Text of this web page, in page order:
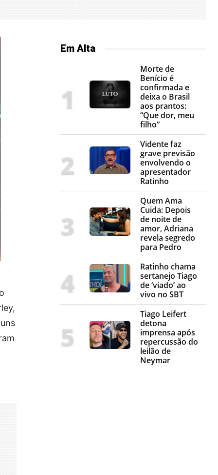
Em Alta
Morte de
Benício é
confirmada e
deixa o Brasil
aos prantos:
“Que dor, meu
filho”
Vidente faz
grave previsão
envolvendo o
apresentador
Ratinho
Quem Ama
Cuida: Depois
de noite de
amor, Adriana
revela segredo
para Pedro
Ratinho chama
sertanejo Tiago
de ‘viado’ ao
vivo no SBT
Tiago Leifert
detona
imprensa após
repercussão do
leilão de
Neymar